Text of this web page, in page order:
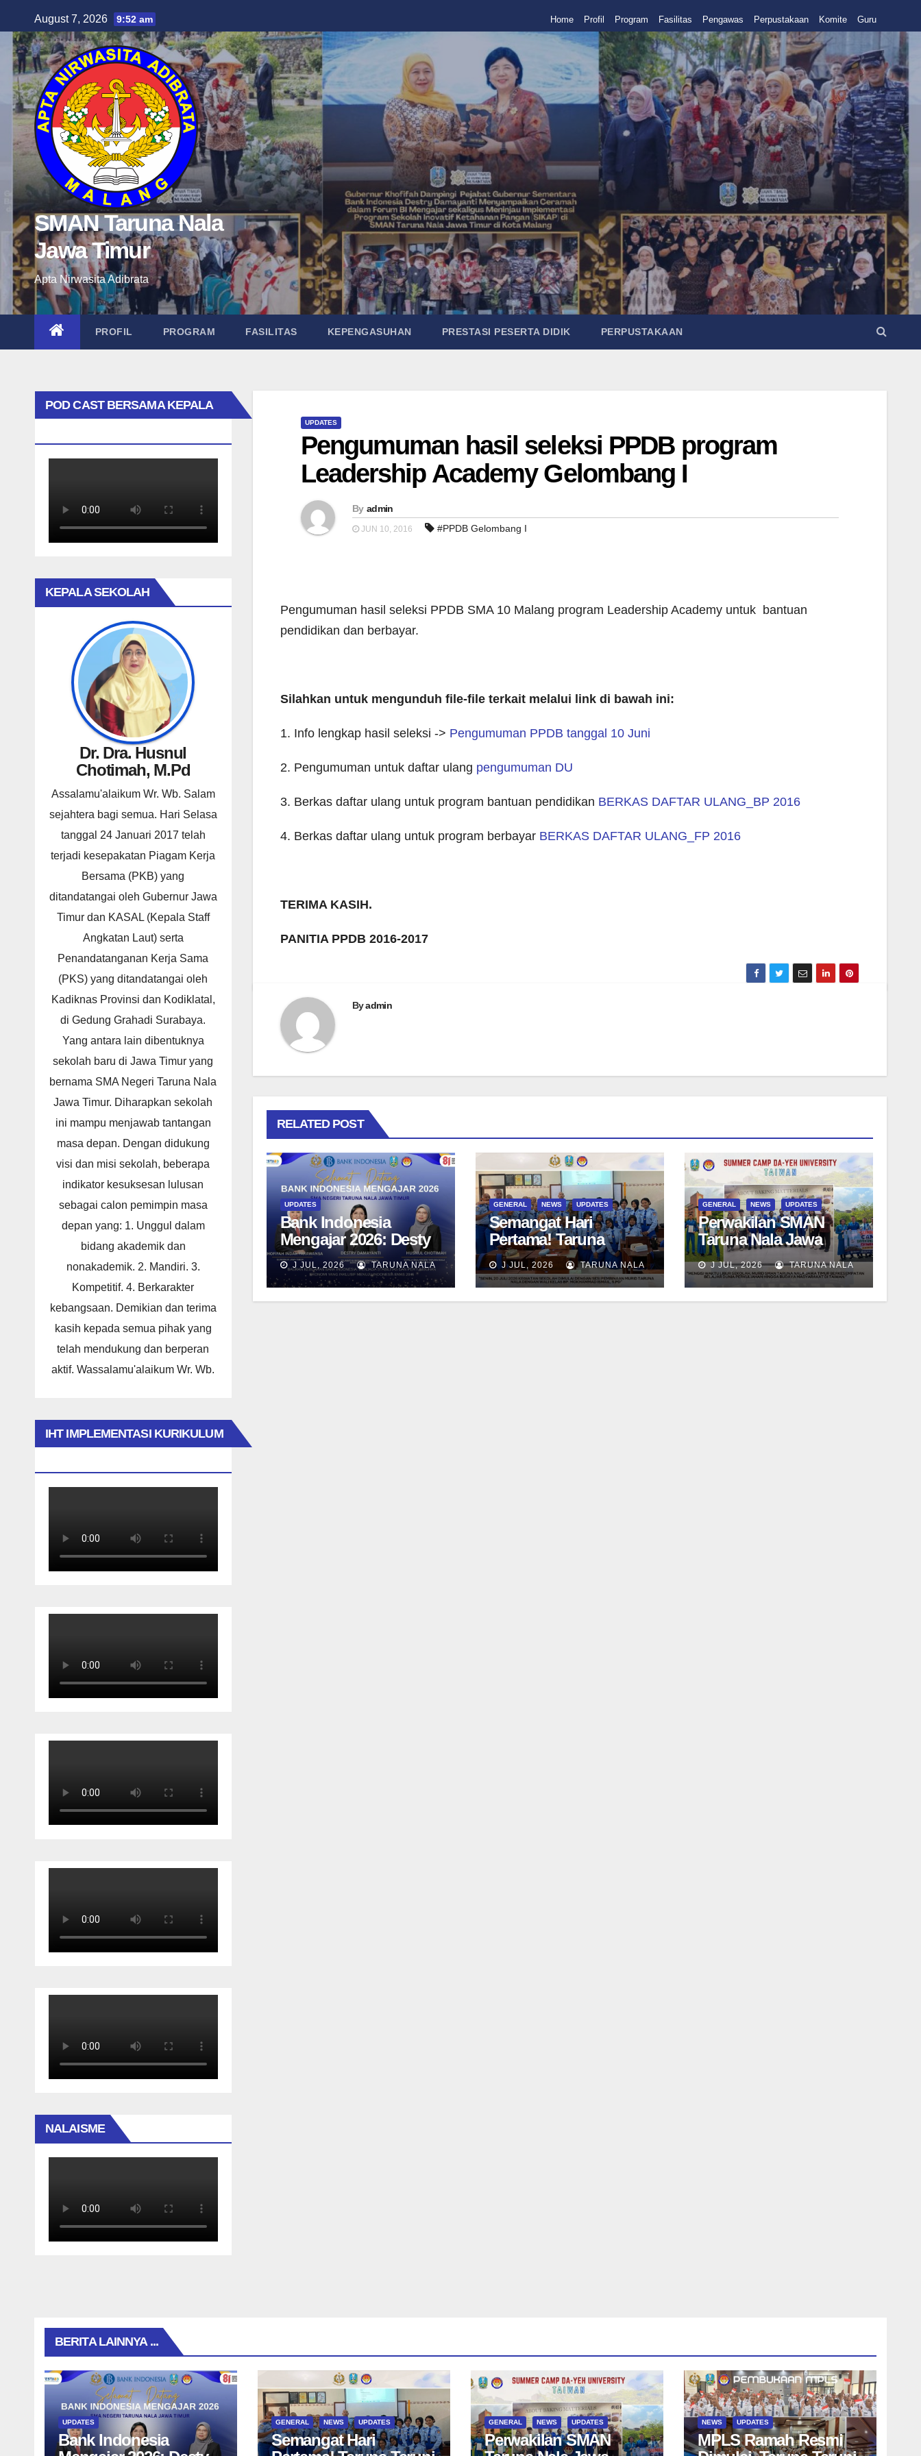
to
content
August 7, 2026 9:52 am Home Profil Program Fasilitas Pengawas Perpustakaan Komite Guru
SMAN Taruna Nala
Jawa Timur
Apta Nirwasita Adibrata
PROFIL PROGRAM FASILITAS KEPENGASUHAN PRESTASI PESERTA DIDIK PERPUSTAKAAN
POD CAST BERSAMA KEPALA
KEPALA SEKOLAH
Dr. Dra. Husnul
Chotimah, M.Pd
Assalamu'alaikum Wr. Wb. Salam
sejahtera bagi semua. Hari Selasa
tanggal 24 Januari 2017 telah
terjadi kesepakatan Piagam Kerja
Bersama (PKB) yang
ditandatangai oleh Gubernur Jawa
Timur dan KASAL (Kepala Staff
Angkatan Laut) serta
Penandatanganan Kerja Sama
(PKS) yang ditandatangai oleh
Kadiknas Provinsi dan Kodiklatal,
di Gedung Grahadi Surabaya.
Yang antara lain dibentuknya
sekolah baru di Jawa Timur yang
bernama SMA Negeri Taruna Nala
Jawa Timur. Diharapkan sekolah
ini mampu menjawab tantangan
masa depan. Dengan didukung
visi dan misi sekolah, beberapa
indikator kesuksesan lulusan
sebagai calon pemimpin masa
depan yang: 1. Unggul dalam
bidang akademik dan
nonakademik. 2. Mandiri. 3.
Kompetitif. 4. Berkarakter
kebangsaan. Demikian dan terima
kasih kepada semua pihak yang
telah mendukung dan berperan
aktif. Wassalamu'alaikum Wr. Wb.
IHT IMPLEMENTASI KURIKULUM
NALAISME
UPDATES
Pengumuman hasil seleksi PPDB program
Leadership Academy Gelombang I
By admin
JUN 10, 2016 #PPDB Gelombang I
Pengumuman hasil seleksi PPDB SMA 10 Malang program Leadership Academy untuk bantuan
pendidikan dan berbayar.
Silahkan untuk mengunduh file-file terkait melalui link di bawah ini:
1. Info lengkap hasil seleksi -> Pengumuman PPDB tanggal 10 Juni
2. Pengumuman untuk daftar ulang pengumuman DU
3. Berkas daftar ulang untuk program bantuan pendidikan BERKAS DAFTAR ULANG_BP 2016
4. Berkas daftar ulang untuk program berbayar BERKAS DAFTAR ULANG_FP 2016
TERIMA KASIH.
PANITIA PPDB 2016-2017
Byadmin
RELATED POST
UPDATES
Bank Indonesia
Mengajar 2026: Desty
Damayanti Ajak
Taruna SMAN Taruna
Nala Jawa Timur
Menjadi Generasi
J JUL, 2026 TARUNA NALA
GENERAL NEWS UPDATES
Semangat Hari
Pertama! Taruna
Taruni SN 12 awali
aktivitas bersama Wali
Kelas dan Tes
Asesmen Diagnostik
J JUL, 2026 TARUNA NALA
GENERAL NEWS UPDATES
Perwakilan SMAN
Taruna Nala Jawa
Timur Ikuti Summer
Camp di Da-Yeh
University, Taiwan
J JUL, 2026 TARUNA NALA
BERITA LAINNYA ...
UPDATES
Bank Indonesia
GENERAL NEWS UPDATES
Semangat Hari
GENERAL NEWS UPDATES
Perwakilan SMAN
NEWS UPDATES
MPLS Ramah Resmi